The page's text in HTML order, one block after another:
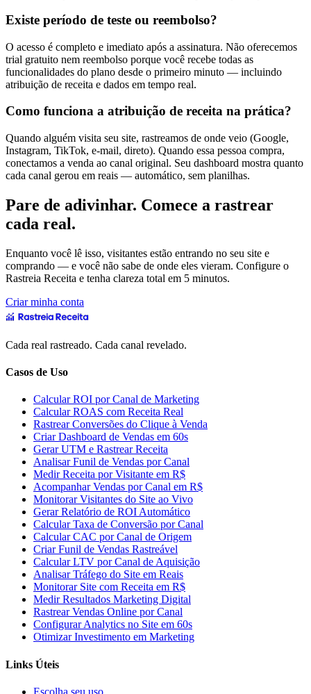
Existe período de teste ou reembolso?
O acesso é completo e imediato após a assinatura. Não oferecemos
trial gratuito nem reembolso porque você recebe todas as
funcionalidades do plano desde o primeiro minuto — incluindo
atribuição de receita e dados em tempo real.
Como funciona a atribuição de receita na prática?
Quando alguém visita seu site, rastreamos de onde veio (Google,
Instagram, TikTok, e-mail, direto). Quando essa pessoa compra,
conectamos a venda ao canal original. Seu dashboard mostra quanto
cada canal gerou em reais — automático, sem planilhas.
Pare de adivinhar. Comece a rastrear
cada real.
Enquanto você lê isso, visitantes estão entrando no seu site e
comprando — e você não sabe de onde eles vieram. Configure o
Rastreia Receita e tenha clareza total em 5 minutos.
Criar minha conta
Cada real rastreado. Cada canal revelado.
Casos de Uso
Calcular ROI por Canal de Marketing
Calcular ROAS com Receita Real
Rastrear Conversões do Clique à Venda
Criar Dashboard de Vendas em 60s
Gerar UTM e Rastrear Receita
Analisar Funil de Vendas por Canal
Medir Receita por Visitante em R$
Acompanhar Vendas por Canal em R$
Monitorar Visitantes do Site ao Vivo
Gerar Relatório de ROI Automático
Calcular Taxa de Conversão por Canal
Calcular CAC por Canal de Origem
Criar Funil de Vendas Rastreável
Calcular LTV por Canal de Aquisição
Analisar Tráfego do Site em Reais
Monitorar Site com Receita em R$
Medir Resultados Marketing Digital
Rastrear Vendas Online por Canal
Configurar Analytics no Site em 60s
Otimizar Investimento em Marketing
Links Úteis
Escolha seu uso